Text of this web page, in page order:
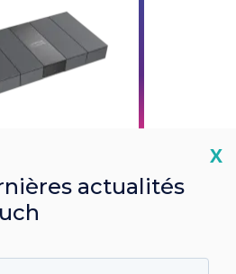
intelligents
X
actualités